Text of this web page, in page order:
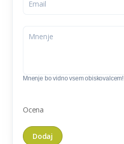
Mnenje bo vidno vsem obiskovalcem!
Ocena